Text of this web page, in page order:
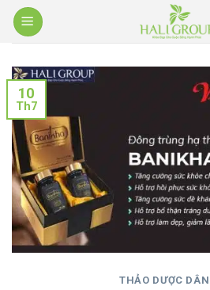
Bỏ
qua
dung
10
Th7
THẢO DƯỢC